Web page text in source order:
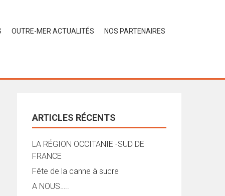
OUTRE-MER ACTUALITÉS
NOS PARTENAIRES
ARTICLES RÉCENTS
LA RÉGION OCCITANIE -SUD DE
FRANCE
Fête de la canne à sucre
A NOUS…..